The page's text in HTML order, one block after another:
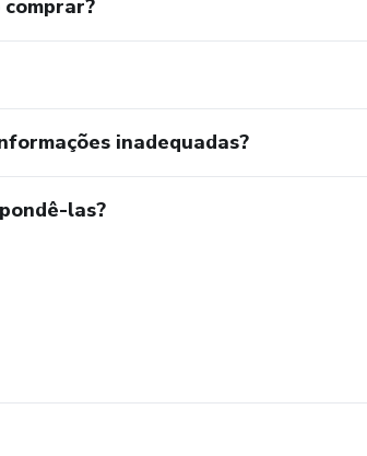
inadequadas?
las?